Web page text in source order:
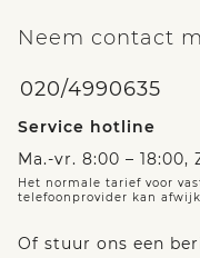
Neem contact
020/4990635
Service hotline
Ma.-vr. 8:00 – 18:00,
Het normale tarief voor
telefoonprovider kan
Of stuur ons een